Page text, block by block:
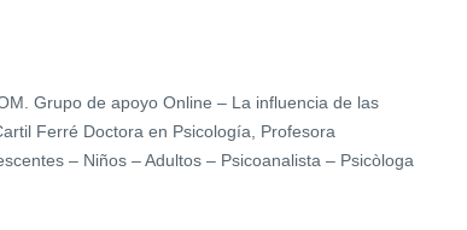
Grupo de apoyo Online – La influencia de las
Ferré Doctora en Psicología, Profesora
– Niños – Adultos – Psicoanalista – Psicòloga